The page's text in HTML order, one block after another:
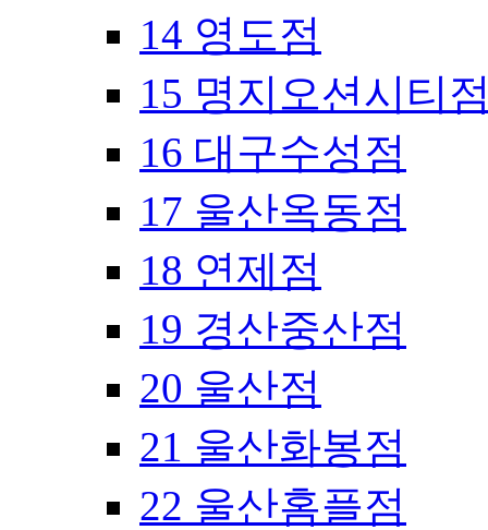
14 영도점
15 명지오션시티
16 대구수성점
17 울산옥동점
18 연제점
19 경산중산점
20 울산점
21 울산화봉점
22 울산홈플점